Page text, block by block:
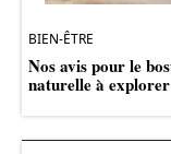
BIEN-ÊTRE
Nos avis pour le
naturelle à explorer